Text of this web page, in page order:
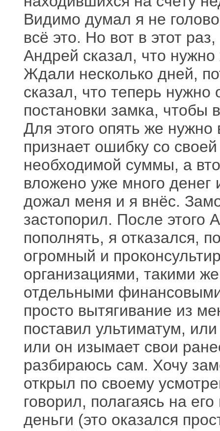
Видимо думал я не
всё это. Но вот в этот
Андрей сказал, что
Ждали несколько дней,
сказал, что теперь
постановки замка, чтобы
Для этого опять же нужно
признает ошибку со
необходимой суммы, а
вложено уже много денег
дожал меня и я внёс.
застопорил. После этого
пополнять, я отказался,
огромный и
организациями, такими
отдельными
просто вытягивание из
поставил ультиматум,
или он изымает свои
разбираюсь сам. Хочу
открыл по своему
говорил, полагаясь на
деньги (это оказался